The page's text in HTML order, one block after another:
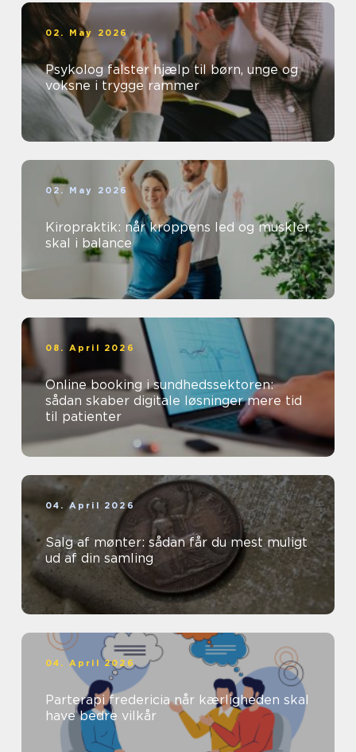
02. May 2026
Psykolog falster hjælp til børn, unge og
voksne i trygge rammer
02. May 2026
Kiropraktik: når kroppens led og muskler
skal i balance
08. April 2026
Online booking i sundhedssektoren:
sådan skaber digitale løsninger mere tid
til patienter
04. April 2026
Salg af mønter: sådan får du mest muligt
ud af din samling
04. April 2026
Parterapi fredericia når kærligheden skal
have bedre vilkår